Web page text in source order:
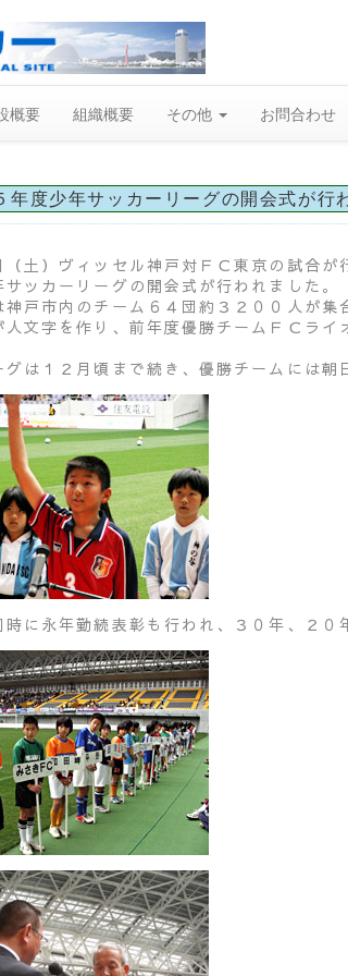
概要 組織概要 その他 お問合わせ
年度少年サッカーリーグの開会式が行
（土）ヴィッセル神戸対ＦＣ東京の試合
サッカーリーグの開会式が行われました。
神戸市内のチーム６４団約３２００人が
人文字を作り、前年度優勝チームＦＣラ
グは１２月頃まで続き、優勝チームには朝
時に永年勤続表彰も行われ、３０年、２０